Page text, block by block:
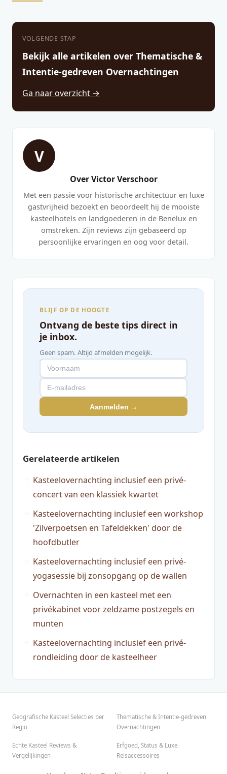
VOLGENDE STAP
Bekijk alle artikelen over Thematische &
Intentie-gedreven Overnachtingen
Ga naar overzicht →
V
Over Victor Verschoor
Met een passie voor historische architectuur en luxe
gastvrijheid bezoekt en beoordeelt hij de mooiste
kasteelhotels en landgoederen in de Benelux en
omstreken. Zijn reviews zijn gebaseerd op
persoonlijke ervaringen en oog voor detail.
BLIJF OP DE HOOGTE
Ontvang de beste tips direct in
je inbox.
Geen spam. Altijd afmelden mogelijk.
Aanmelden →
Gerelateerde artikelen
Kasteelovernachting inclusief een privé-
concert van een klassiek kwartet
Kasteelovernachting inclusief een workshop
'Zilverpoetsen en Tafeldekken' door de
hoofdbutler
Kasteelovernachting inclusief een privé-
yogasessie bij zonsopgang op de wallen
Overnachten in een kasteel met een
privékabinet voor zeldzame postzegels en
munten
Kasteelovernachting inclusief een privé-
rondleiding door de kasteelheer
Geografische Kasteel Selecties per
Regio
Thematische & Intentie-gedreven
Overnachtingen
Echte Kasteel Reviews &
Vergelijkingen
Erfgoed, Status & Luxe
Reisaccessoires